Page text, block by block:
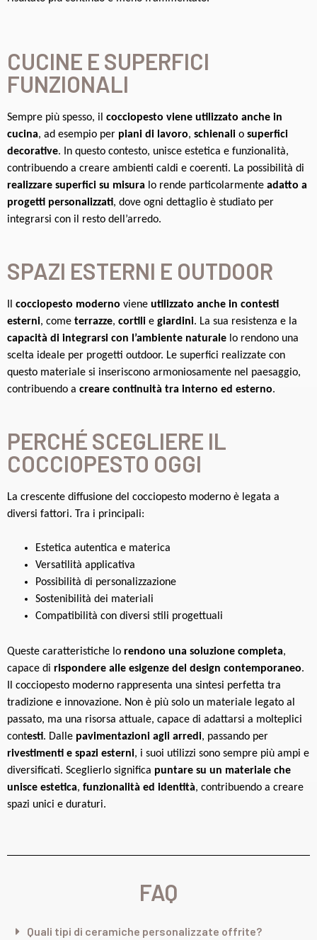
CUCINE E SUPERFICI
FUNZIONALI
Sempre più spesso, il cocciopesto viene utilizzato anche in
cucina, ad esempio per piani di lavoro, schienali o superfici
decorative. In questo contesto, unisce estetica e funzionalità,
contribuendo a creare ambienti caldi e coerenti. La possibilità di
realizzare superfici su misura lo rende particolarmente adatto a
progetti personalizzati, dove ogni dettaglio è studiato per
integrarsi con il resto dell’arredo.
SPAZI ESTERNI E OUTDOOR
cocciopesto moderno viene utilizzato anche in contesti
esterni, come terrazze, cortili e giardini. La sua resistenza e la
capacità di integrarsi con l’ambiente naturale lo rendono una
scelta ideale per progetti outdoor. Le superfici realizzate con
questo materiale si inseriscono armoniosamente nel paesaggio,
contribuendo a creare continuità tra interno ed esterno.
PERCHÉ SCEGLIERE IL
COCCIOPESTO OGGI
La crescente diffusione del cocciopesto moderno è legata a
diversi fattori. Tra i principali:
Estetica autentica e materica
Versatilità applicativa
Possibilità di personalizzazione
Sostenibilità dei materiali
Compatibilità con diversi stili progettuali
Queste caratteristiche lo rendono una soluzione completa,
capace di rispondere alle esigenze del design contemporaneo.
Il cocciopesto moderno rappresenta una sintesi perfetta tra
tradizione e innovazione. Non è più solo un materiale legato al
passato, ma una risorsa attuale, capace di adattarsi a molteplici
contesti. Dalle pavimentazioni agli arredi, passando per
rivestimenti e spazi esterni, i suoi utilizzi sono sempre più ampi e
diversificati. Sceglierlo significa puntare su un materiale che
unisce estetica, funzionalità ed identità, contribuendo a creare
spazi unici e duraturi.
FAQ
Quali tipi di ceramiche personalizzate offrite?